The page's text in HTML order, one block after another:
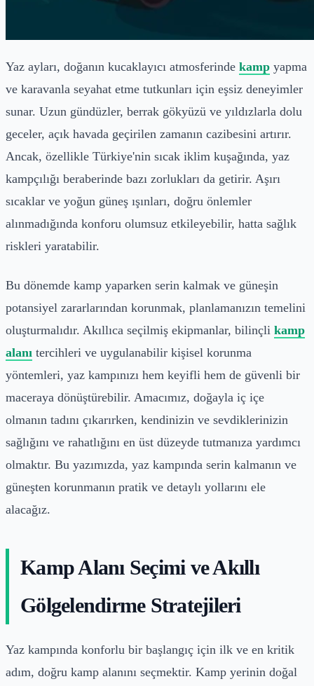
Yaz ayları, doğanın kucaklayıcı atmosferinde kamp yapma
ve karavanla seyahat etme tutkunları için eşsiz deneyimler
sunar. Uzun gündüzler, berrak gökyüzü ve yıldızlarla dolu
geceler, açık havada geçirilen zamanın cazibesini artırır.
Ancak, özellikle Türkiye'nin sıcak iklim kuşağında, yaz
kampçılığı beraberinde bazı zorlukları da getirir. Aşırı
sıcaklar ve yoğun güneş ışınları, doğru önlemler
alınmadığında konforu olumsuz etkileyebilir, hatta sağlık
riskleri yaratabilir.
Bu dönemde kamp yaparken serin kalmak ve güneşin
potansiyel zararlarından korunmak, planlamanızın temelini
oluşturmalıdır. Akıllıca seçilmiş ekipmanlar, bilinçli kamp
alanı tercihleri ve uygulanabilir kişisel korunma
yöntemleri, yaz kampınızı hem keyifli hem de güvenli bir
maceraya dönüştürebilir. Amacımız, doğayla iç içe
olmanın tadını çıkarırken, kendinizin ve sevdiklerinizin
sağlığını ve rahatlığını en üst düzeyde tutmanıza yardımcı
olmaktır. Bu yazımızda, yaz kampında serin kalmanın ve
güneşten korunmanın pratik ve detaylı yollarını ele
alacağız.
Kamp Alanı Seçimi ve Akıllı
Gölgelendirme Stratejileri
Yaz kampında konforlu bir başlangıç için ilk ve en kritik
adım, doğru kamp alanını seçmektir. Kamp yerinin doğal